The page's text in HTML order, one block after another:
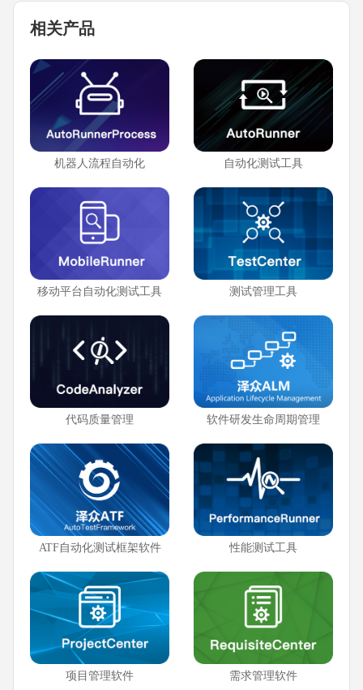
相关产品
机器人流程自动化 自动化测试工具
移动平台自动化测试工具 测试管理工具
代码质量管理 软件研发生命周期管理
ATF自动化测试框架软件 性能测试工具
项目管理软件 需求管理软件